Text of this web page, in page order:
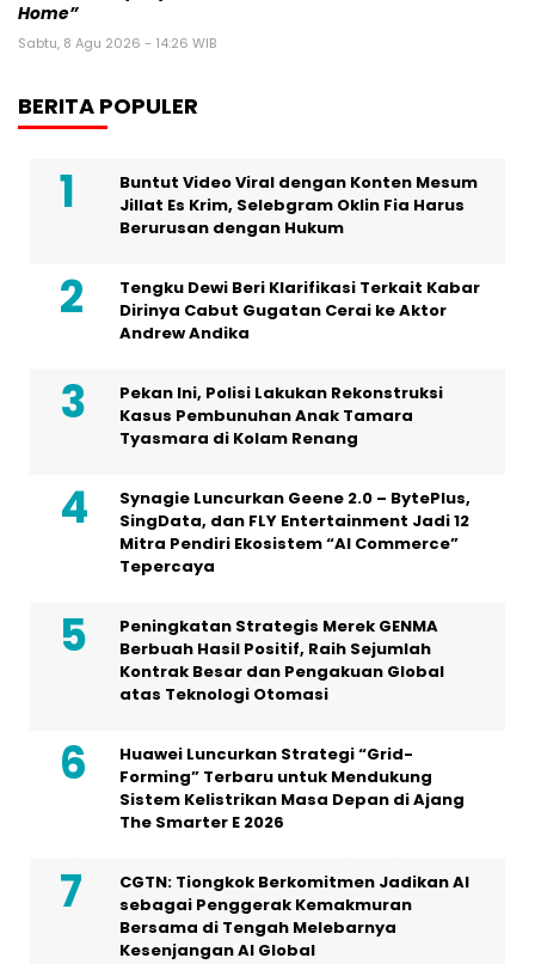
Home”
Sabtu, 8 Agu 2026 - 14:26 WIB
BERITA POPULER
Buntut Video Viral dengan Konten Mesum
Jillat Es Krim, Selebgram Oklin Fia Harus
Berurusan dengan Hukum
Tengku Dewi Beri Klarifikasi Terkait Kabar
Dirinya Cabut Gugatan Cerai ke Aktor
Andrew Andika
Pekan Ini, Polisi Lakukan Rekonstruksi
Kasus Pembunuhan Anak Tamara
Tyasmara di Kolam Renang
Synagie Luncurkan Geene 2.0 – BytePlus,
SingData, dan FLY Entertainment Jadi 12
Mitra Pendiri Ekosistem “AI Commerce”
Tepercaya
Peningkatan Strategis Merek GENMA
Berbuah Hasil Positif, Raih Sejumlah
Kontrak Besar dan Pengakuan Global
atas Teknologi Otomasi
Huawei Luncurkan Strategi “Grid-
Forming” Terbaru untuk Mendukung
Sistem Kelistrikan Masa Depan di Ajang
The Smarter E 2026
CGTN: Tiongkok Berkomitmen Jadikan AI
sebagai Penggerak Kemakmuran
Bersama di Tengah Melebarnya
Kesenjangan AI Global